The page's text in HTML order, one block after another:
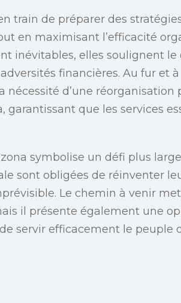
train de préparer des
en maximisant l’efficacité
inévitables, elles soulignent
financières. Au fur et
nécessité d’une réorganisation
garantissant que les services
symbolise un défi plus
sont obligées de réinventer
Le chemin à venir
il présente également une
servir efficacement le peuple